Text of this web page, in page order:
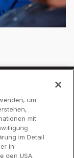
um
mit
im Detail
in
den USA.